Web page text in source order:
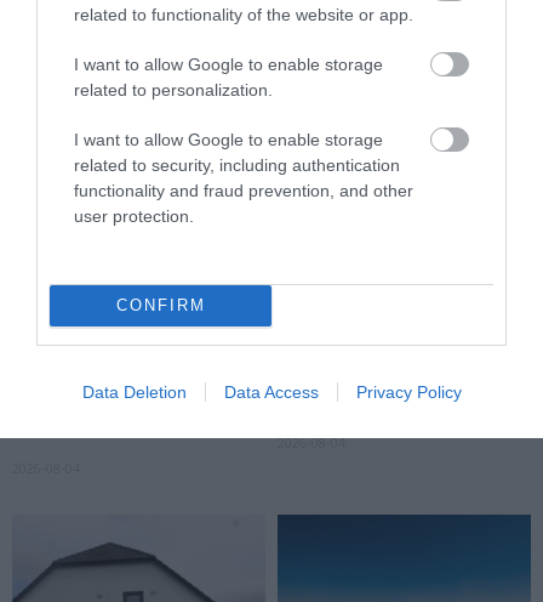
related to functionality of the website or app.
I want to allow Google to enable storage
related to personalization.
I want to allow Google to enable storage
related to security, including authentication
functionality and fraud prevention, and other
user protection.
CONFIRM
Data Deletion Data Access Privacy Policy
2026-08-04
TALÁLKOZÁSA
GYÓGYNÖVÉNYKERTBE ÉS
PANNONHALMI FŐAPÁTSÁG
PINCÉSZETÉBE
2026-08-04